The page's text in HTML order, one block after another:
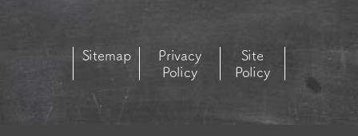
Sitemap
Privacy
Policy
Site
Policy